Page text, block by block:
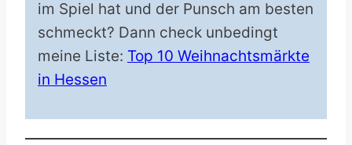
im Spiel hat und der Punsch am besten
schmeckt? Dann check unbedingt
meine Liste: Top 10 Weihnachtsmärkte
in Hessen